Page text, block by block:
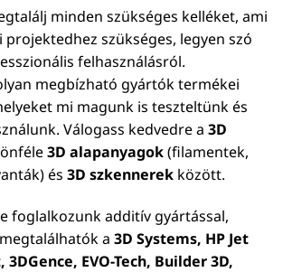
minden szükséges kelléket, ami
projektedhez szükséges, legyen szó
felhasználásról.
megbízható gyártók termékei
mi magunk is teszteltünk és
Válogass kedvedre a 3D
3D alapanyagok(filamentek,
és 3D szkennerek között.
foglalkozunk additív gyártással,
a 3D Systems, HP Jet
EVO-Tech, Builder 3D,